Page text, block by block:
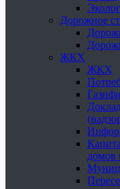
Дорожное
ЖКХ
ЖКХ
домов